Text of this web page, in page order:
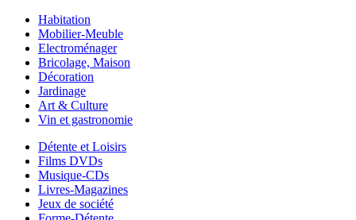
Habitation
Mobilier-Meuble
Electroménager
Bricolage, Maison
Décoration
Jardinage
Art & Culture
Vin et gastronomie
Détente et Loisirs
Films DVDs
Musique-CDs
Livres-Magazines
Jeux de société